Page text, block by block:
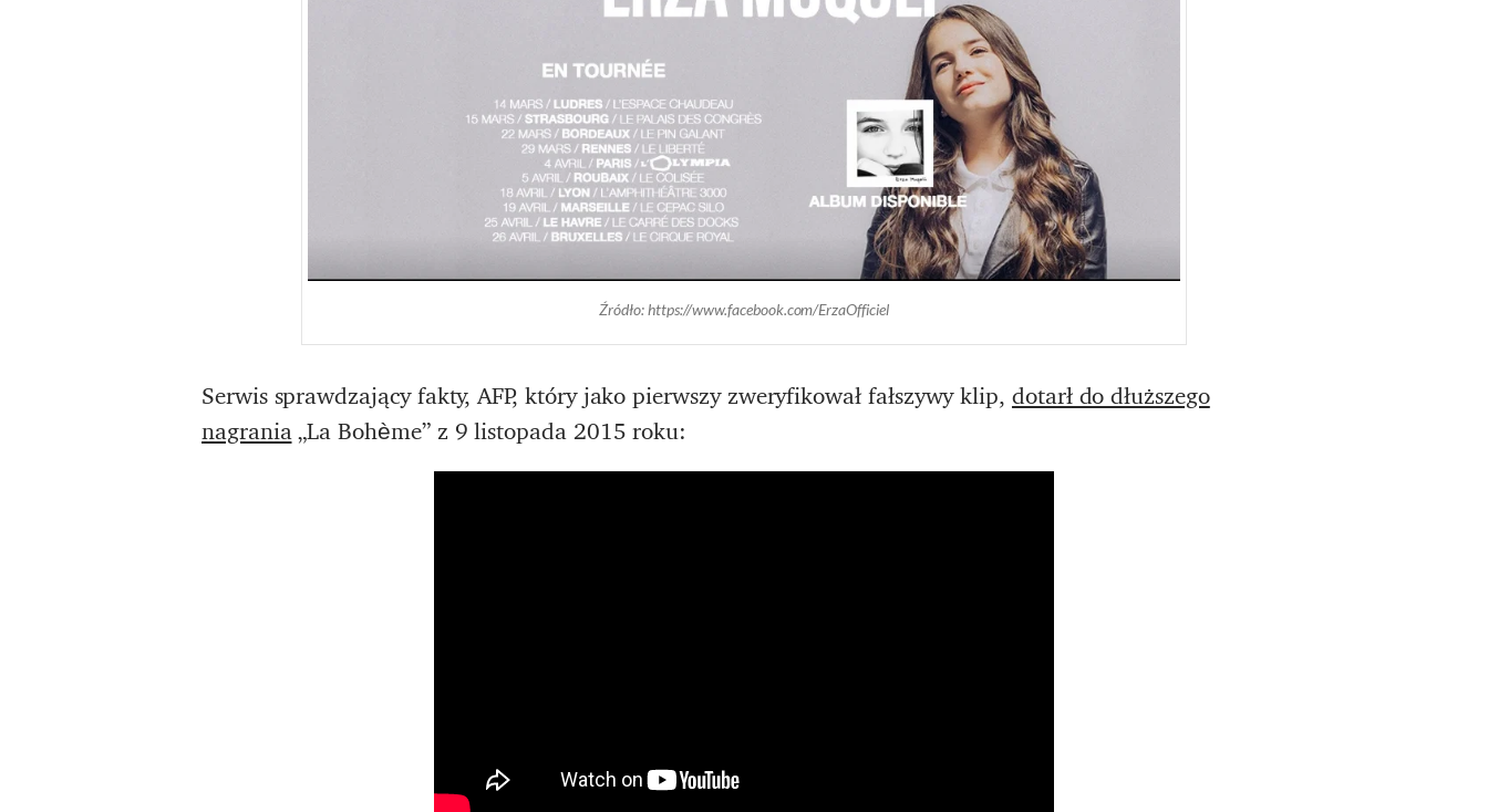
Źródło: https://www.facebook.com/ErzaOfficiel
Serwis sprawdzający fakty, AFP, który jako pierwszy zweryfikował fałszywy klip,dotarł do dłuższego
nagrania„La Bohème” z 9 listopada 2015 roku: